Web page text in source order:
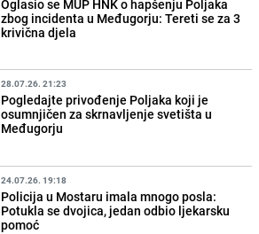
Oglasio se MUP HNK o hapšenju Poljaka
zbog incidenta u Međugorju: Tereti se za 3
krivična djela
28.07.26. 21:23
Pogledajte privođenje Poljaka koji je
osumnjičen za skrnavljenje svetišta u
Međugorju
24.07.26. 19:18
Policija u Mostaru imala mnogo posla:
Potukla se dvojica, jedan odbio ljekarsku
pomoć